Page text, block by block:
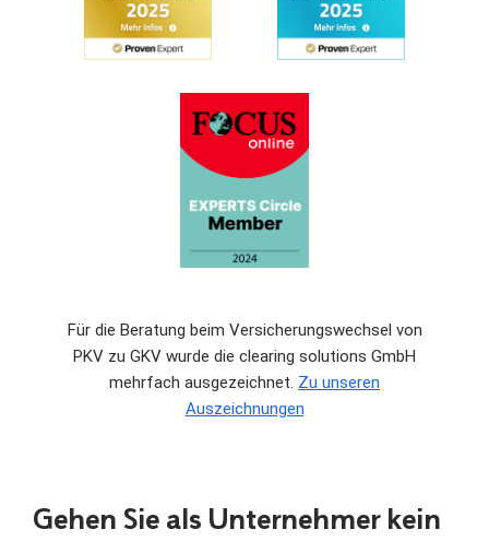
Für die Beratung beim Versicherungswechsel von
PKV zu GKV wurde die clearing solutions GmbH
mehrfach ausgezeichnet. Zu unseren
Auszeichnungen
Gehen Sie als Unternehmer kein